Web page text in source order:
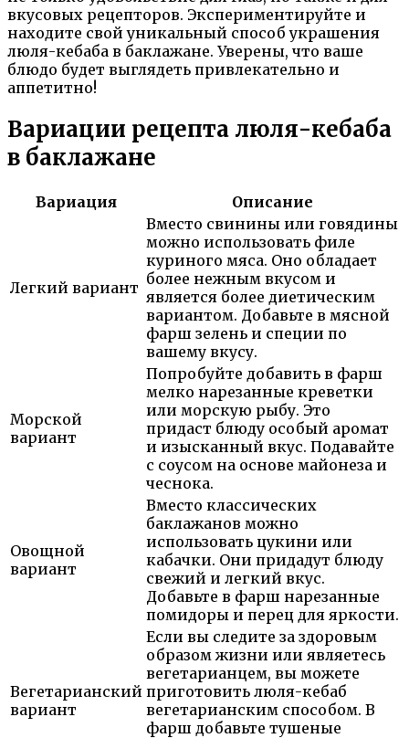
вкусовых рецепторов. Экспериментируйте и
находите свой уникальный способ украшения
люля-кебаба в баклажане. Уверены, что ваше
блюдо будет выглядеть привлекательно и
аппетитно!
Вариации рецепта люля-кебаба
в баклажане
Вариация Описание
Легкий вариант
Вместо свинины или говядины
можно использовать филе
куриного мяса. Оно обладает
более нежным вкусом и
является более диетическим
вариантом. Добавьте в мясной
фарш зелень и специи по
вашему вкусу.
Морской
вариант
Попробуйте добавить в фарш
мелко нарезанные креветки
или морскую рыбу. Это
придаст блюду особый аромат
и изысканный вкус. Подавайте
с соусом на основе майонеза и
чеснока.
Овощной
вариант
Вместо классических
баклажанов можно
использовать цукини или
кабачки. Они придадут блюду
свежий и легкий вкус.
Добавьте в фарш нарезанные
помидоры и перец для яркости.
Вегетарианский
вариант
Если вы следите за здоровым
образом жизни или являетесь
вегетарианцем, вы можете
приготовить люля-кебаб
вегетарианским способом. В
фарш добавьте тушеные